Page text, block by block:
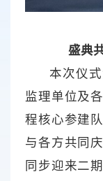
盛典
本次仪
监理单位及
程核心参建
与各方共同
同步迎来二